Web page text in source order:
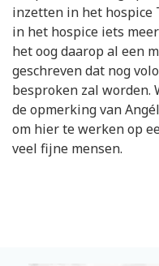
inzetten in het hospice
in het hospice iets
het oog daarop al een
geschreven dat nog
besproken zal worden.
de opmerking van
om hier te werken op
veel fijne mensen.